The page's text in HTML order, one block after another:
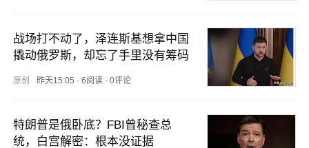
战场打不动了，泽连斯基想拿中国
撬动俄罗斯，却忘了手里没有筹码
原创 昨天15:05 · 6阅读· 0评论
特朗普是俄卧底？FBI曾秘查总
统，白宫解密：根本没证据